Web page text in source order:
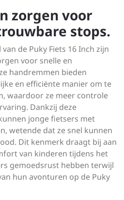
zorgen voor
stops.
de Puky Fiets 16 Inch zijn
voor snelle en
handremmen bieden
en efficiënte manier om te
waardoor ze meer controle
Dankzij deze
jonge fietsers met
wetende dat ze snel kunnen
Dit kenmerk draagt bij aan
van kinderen tijdens het
gemoedsrust hebben terwijl
hun avonturen op de Puky